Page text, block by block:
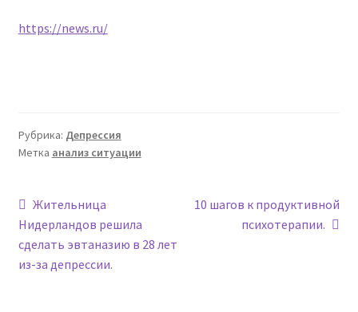
https://news.ru/
Рубрика: Депрессия
Метка анализ ситуации
Навигация
по
записям
Предыдущая
запись:
Жительница
Нидерландов решила
сделать эвтаназию в 28 лет
из-за депрессии.
Следующая
10 шагов к продуктивной
психотерапии.